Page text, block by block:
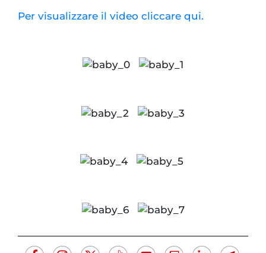
Per visualizzare il video cliccare qui.